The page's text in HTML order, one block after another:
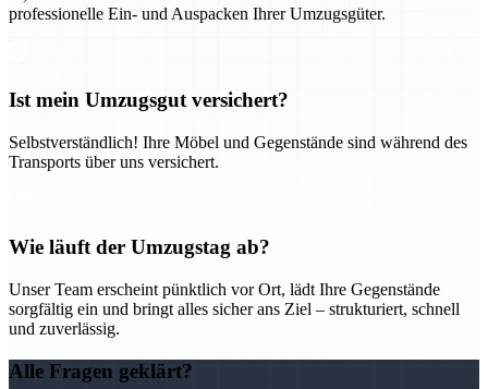
professionelle Ein- und Auspacken Ihrer Umzugsgüter.
Ist mein Umzugsgut versichert?
Selbstverständlich! Ihre Möbel und Gegenstände sind während des
Transports über uns versichert.
Wie läuft der Umzugstag ab?
Unser Team erscheint pünktlich vor Ort, lädt Ihre Gegenstände
sorgfältig ein und bringt alles sicher ans Ziel – strukturiert, schnell
und zuverlässig.
Alle Fragen geklärt?